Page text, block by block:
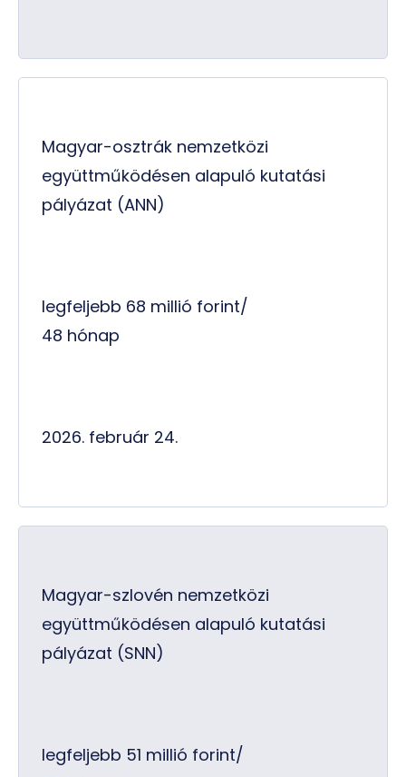
Magyar-osztrák nemzetközi
együttműködésen alapuló kutatási
pályázat (ANN)
legfeljebb 68 millió forint/
48 hónap
2026. február 24.
Magyar-szlovén nemzetközi
együttműködésen alapuló kutatási
pályázat (SNN)
legfeljebb 51 millió forint/